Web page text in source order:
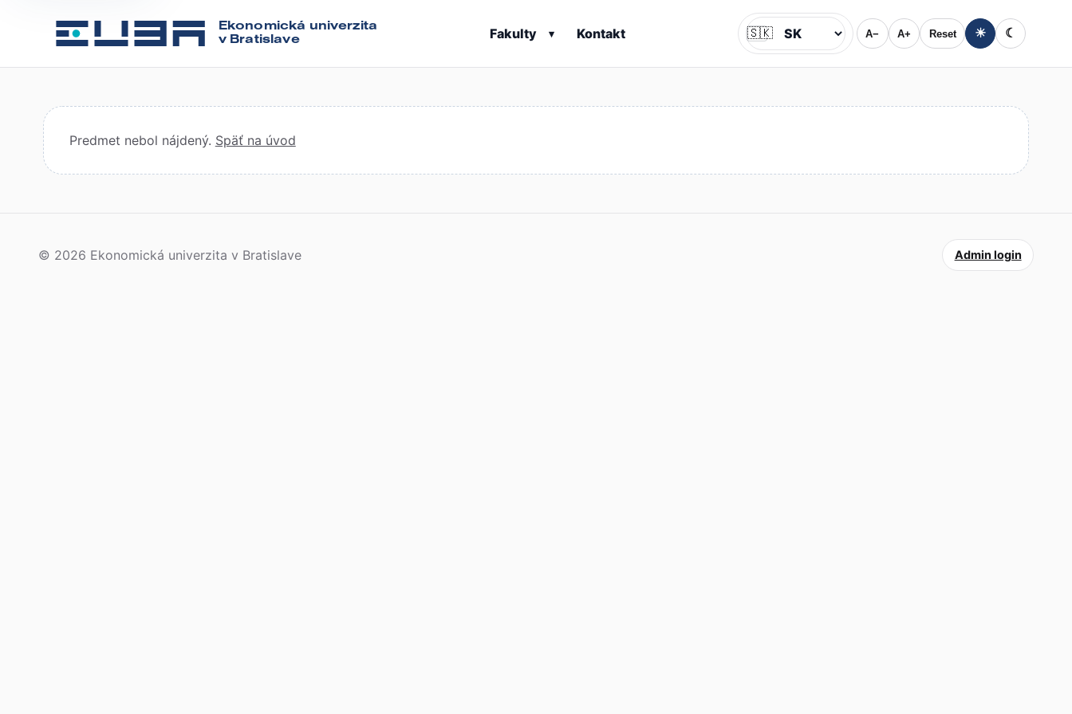
Ekonomická univerzita
v Bratislave
Fakulty ▾ Kontakt Jazyk
🇸🇰 A− A+ Reset ☀ ☾
Predmet nebol nájdený. Späť na úvod
© 2026 Ekonomická univerzita v Bratislave Admin login